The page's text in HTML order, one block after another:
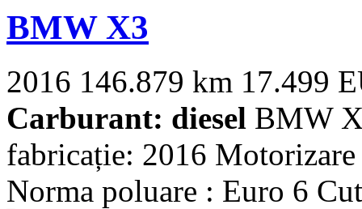
BMW X3
2016 146.879 km 17.499
Carburant: diesel BMW
fabricație: 2016
Norma poluare : Euro 6